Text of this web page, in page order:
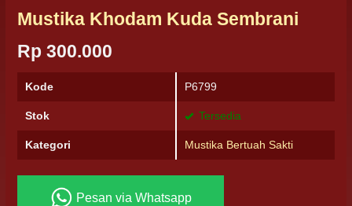
Mustika Khodam Kuda Sembrani
Rp 300.000
Kode P6799
Stok Tersedia
Kategori Mustika Bertuah Sakti
Pesan via Whatsapp